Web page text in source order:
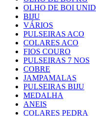
OLHO DE BOI UNID
BIJU
VÁRIOS
PULSEIRAS ACO
COLARES ACO
FIOS COURO
PULSEIRAS 7 NOS
COBRE
JAMPAMALAS
PULSEIRAS BIJU
MEDALHA
ANEIS
COLARES PEDRA